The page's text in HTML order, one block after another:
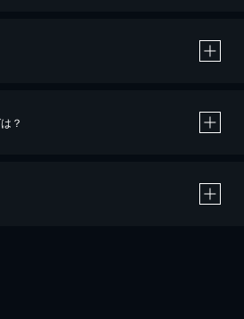
ットカード決済による作品の購入 / レンタルです。
品の購入 / レンタルは、20％のポイント還元です。
？